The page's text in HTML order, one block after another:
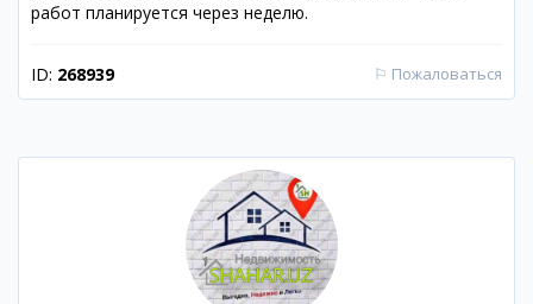
работ планируется через неделю.
ID: 268939 ⚐ Пожаловаться